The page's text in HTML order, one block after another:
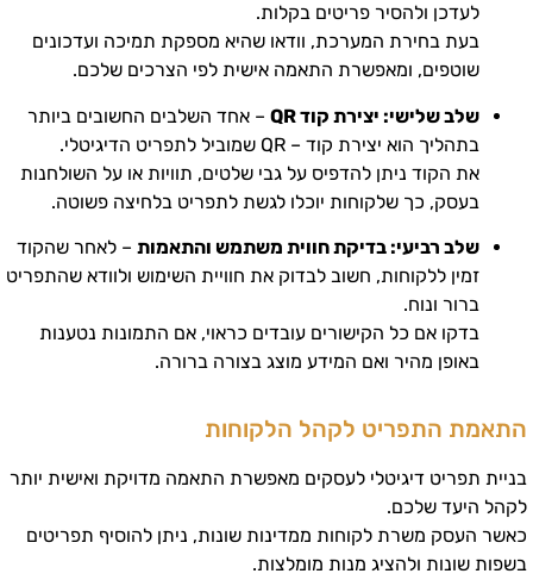
לעדכן ולהסיר פריטים בקלות.
בעת בחירת המערכת, וודאו שהיא מספקת תמיכה ועדכונים
שוטפים, ומאפשרת התאמה אישית לפי הצרכים שלכם.
שלב שלישי: יצירת קוד QR
– אחד השלבים החשובים ביותר
בתהליך הוא יצירת קוד – QR שמוביל לתפריט הדיגיטלי.
את הקוד ניתן להדפיס על גבי שלטים, תוויות או על השולחנות
בעסק, כך שלקוחות יוכלו לגשת לתפריט בלחיצה פשוטה.
שלב רביעי: בדיקת חווית משתמש והתאמות – לאחר שהקוד
זמין ללקוחות, חשוב לבדוק את חוויית השימוש ולוודא שהתפריט
ברור ונוח.
בדקו אם כל הקישורים עובדים כראוי, אם התמונות נטענות
באופן מהיר ואם המידע מוצג בצורה ברורה.
התאמת התפריט לקהל הלקוחות
בניית תפריט דיגיטלי לעסקים מאפשרת התאמה מדויקת ואישית יותר
לקהל היעד שלכם.
כאשר העסק משרת לקוחות ממדינות שונות, ניתן להוסיף תפריטים
בשפות שונות ולהציג מנות מומלצות.